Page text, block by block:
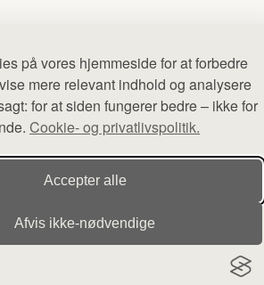
på vores hjemmeside for at forbedre
mere relevant indhold og analysere
for at siden fungerer bedre – ikke for
Cookie- og privatlivspolitik.
Accepter alle
Afvis ikke‑nødvendige